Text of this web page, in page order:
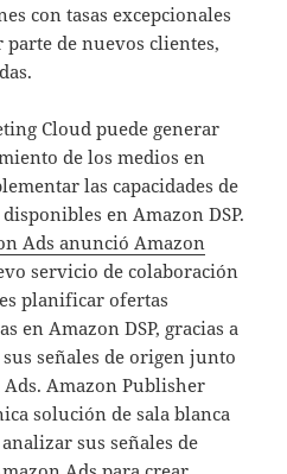
con tasas excepcionales
de nuevos clientes,
Cloud puede generar
de los medios en
las capacidades de
en Amazon DSP.
Ads anunció Amazon
servicio de colaboración
planificar ofertas
en Amazon DSP, gracias a
señales de origen junto
Amazon Publisher
solución de sala blanca
sus señales de